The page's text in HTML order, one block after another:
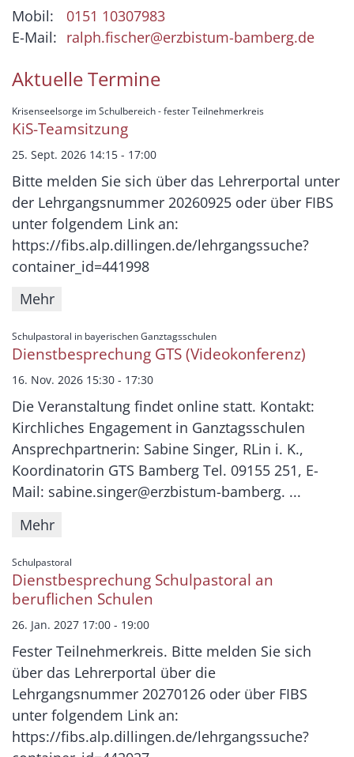
Mobil:
0151 10307983
E-Mail: ralph.fischer@erzbistum-bamberg.de
Aktuelle Termine
Krisenseelsorge im Schulbereich - fester Teilnehmerkreis:
KiS-Teamsitzung
25. Sept. 2026 14:15 - 17:00
Bitte melden Sie sich über das Lehrerportal unter
der Lehrgangsnummer 20260925 oder über FIBS
unter folgendem Link an:
https://fibs.alp.dillingen.de/lehrgangssuche?
container_id=441998
Mehr
Schulpastoral in bayerischen Ganztagsschulen:
Dienstbesprechung GTS (Videokonferenz)
16. Nov. 2026 15:30 - 17:30
Die Veranstaltung findet online statt. Kontakt:
Kirchliches Engagement in Ganztagsschulen
Ansprechpartnerin: Sabine Singer, RLin i. K.,
Koordinatorin GTS Bamberg Tel. 09155 251, E-
Mail: sabine.singer@erzbistum-bamberg. ...
Mehr
Schulpastoral
Dienstbesprechung Schulpastoral an
beruflichen Schulen
26. Jan. 2027 17:00 - 19:00
Fester Teilnehmerkreis. Bitte melden Sie sich
über das Lehrerportal über die
Lehrgangsnummer 20270126 oder über FIBS
unter folgendem Link an:
https://fibs.alp.dillingen.de/lehrgangssuche?